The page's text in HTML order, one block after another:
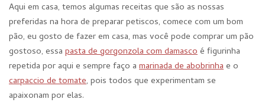
Aqui em casa, temos algumas receitas que são as nossas
preferidas na hora de preparar petiscos, comece com um bom
pão, eu gosto de fazer em casa, mas você pode comprar um pão
gostoso, essa pasta de gorgonzola com damascoé figurinha
repetida por aqui e sempre faço a marinada de abobrinhae o
carpaccio de tomate, pois todos que experimentam se
apaixonam por elas.